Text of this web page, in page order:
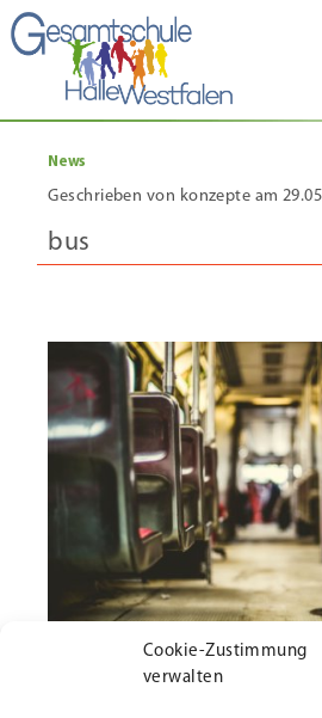
Cookie-Zustimmung
verwalten
News
Geschrieben von konzepte am
bus